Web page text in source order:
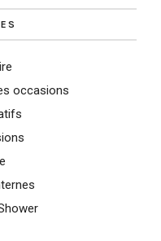
occasions